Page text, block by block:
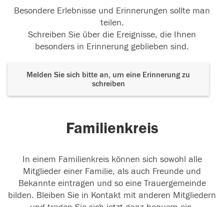
Besondere Erlebnisse und Erinnerungen sollte man
teilen.
Schreiben Sie über die Ereignisse, die Ihnen
besonders in Erinnerung geblieben sind.
Melden Sie sich bitte an, um eine Erinnerung zu
schreiben
Familienkreis
In einem Familienkreis können sich sowohl alle
Mitglieder einer Familie, als auch Freunde und
Bekannte eintragen und so eine Trauergemeinde
bilden. Bleiben Sie in Kontakt mit anderen Mitgliedern